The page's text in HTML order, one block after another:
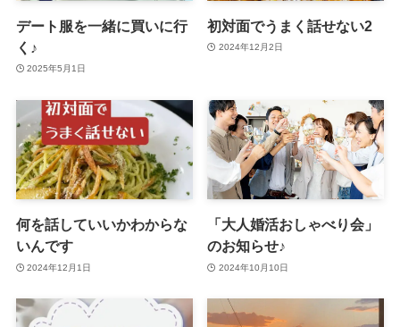
デート服を一緒に買いに行
く♪
2025年5月1日
初対面でうまく話せない2
2024年12月2日
何を話していいかわからな
いんです
2024年12月1日
「大人婚活おしゃべり会」
のお知らせ♪
2024年10月10日